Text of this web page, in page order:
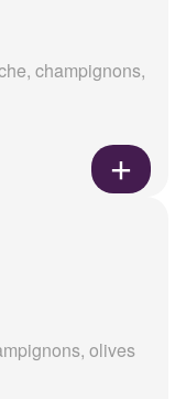
champignons,
olives